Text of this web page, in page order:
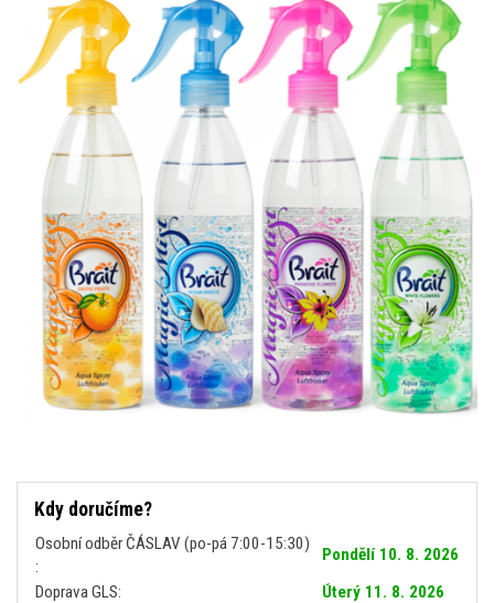
Kdy doručíme?
Osobní odběr ČÁSLAV (po-pá 7:00-15:30)
:
Pondělí 10. 8. 2026
Doprava GLS:
Úterý 11. 8. 2026